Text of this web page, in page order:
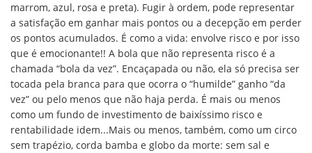
marrom, azul, rosa e preta). Fugir à ordem, pode representar
a satisfação em ganhar mais pontos ou a decepção em perder
os pontos acumulados. É como a vida: envolve risco e por isso
que é emocionante!! A bola que não representa risco é a
chamada “bola da vez”. Encaçapada ou não, ela só precisa ser
tocada pela branca para que ocorra o “humilde” ganho “da
vez” ou pelo menos que não haja perda. É mais ou menos
como um fundo de investimento de baixíssimo risco e
rentabilidade idem...Mais ou menos, também, como um circo
sem trapézio, corda bamba e globo da morte: sem sal e